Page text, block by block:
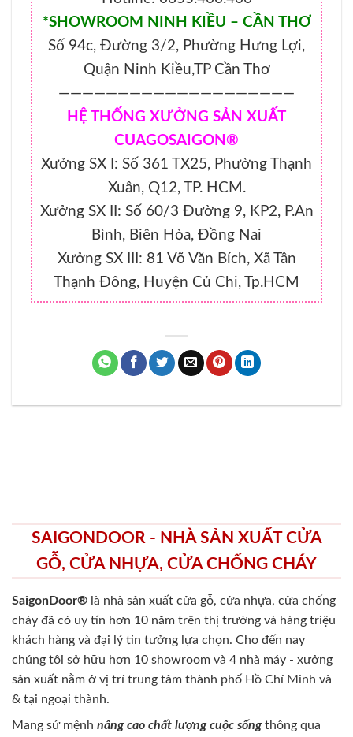
*SHOWROOM NINH KIỀU – CẦN THƠ
Số 94c, Đường 3/2, Phường Hưng Lợi,
Quận Ninh Kiều,TP Cần Thơ
————————————————————
HỆ THỐNG XƯỞNG SẢN XUẤT
CUAGOSAIGON®
Xưởng SX I: Số 361 TX25, Phường Thạnh
Xuân, Q12, TP. HCM.
Xưởng SX II: Số 60/3 Đường 9, KP2, P.An
Bình, Biên Hòa, Đồng Nai
Xưởng SX III: 81 Võ Văn Bích, Xã Tân
Thạnh Đông, Huyện Củ Chi, Tp.HCM
SAIGONDOOR - NHÀ SẢN XUẤT CỬA
GỖ, CỬA NHỰA, CỬA CHỐNG CHÁY
SaigonDoor® là nhà sản xuất cửa gỗ, cửa nhựa, cửa chống
cháy đã có uy tín hơn 10 năm trên thị trường và hàng triệu
khách hàng và đại lý tin tưởng lựa chọn. Cho đến nay
chúng tôi sở hữu hơn 10 showroom và 4 nhà máy - xưởng
sản xuất nằm ở vị trí trung tâm thành phố Hồ Chí Minh và
& tại ngoại thành.
Mang sứ mệnh nâng cao chất lượng cuộc sốngthông qua